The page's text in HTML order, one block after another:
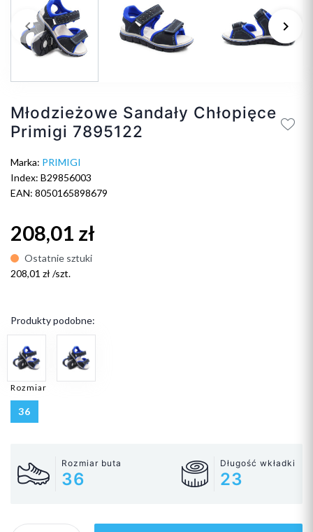
Poprzedni
keyboard_arrow_left keyboard_arrow_right
Młodzieżowe Sandały Chłopięce
Primigi 7895122
Marka: PRIMIGI
Index: B29856003
EAN: 8050165898679
208,01 zł
Ostatnie sztuki
208,01 zł /szt.
Produkty podobne:
Rozmiar
36
Rozmiar buta
36
Długość wkładki
23